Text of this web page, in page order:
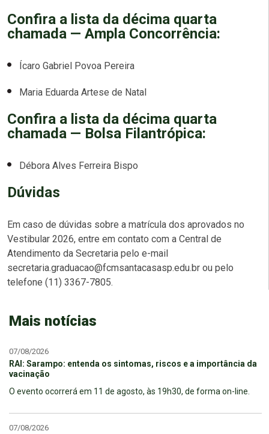
Confira a lista da décima quarta
chamada — Ampla Concorrência:
Ícaro Gabriel Povoa Pereira
Maria Eduarda Artese de Natal
Confira a lista da décima quarta
chamada — Bolsa Filantrópica:
Débora Alves Ferreira Bispo
Dúvidas
Em caso de dúvidas sobre a matrícula dos aprovados no
Vestibular 2026, entre em contato com a Central de
Atendimento da Secretaria pelo e-mail
secretaria.graduacao@fcmsantacasasp.edu.br ou pelo
telefone (11) 3367-7805.
Mais notícias
07/08/2026
RAI: Sarampo: entenda os sintomas, riscos e a importância da
vacinação
O evento ocorrerá em 11 de agosto, às 19h30, de forma on-line.
07/08/2026